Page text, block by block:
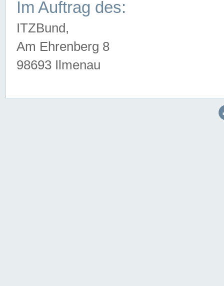
Im Auftrag des:
ITZBund,
Am Ehrenberg 8
98693 Ilmenau